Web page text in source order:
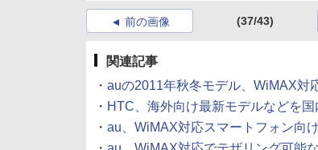
前の画像 (37/43)
関連記事
・ auの2011年秋冬モデル、WiMAX対
・ HTC、海外向け最新モデルなどを国
・ au、WiMAX対応スマートフォン向